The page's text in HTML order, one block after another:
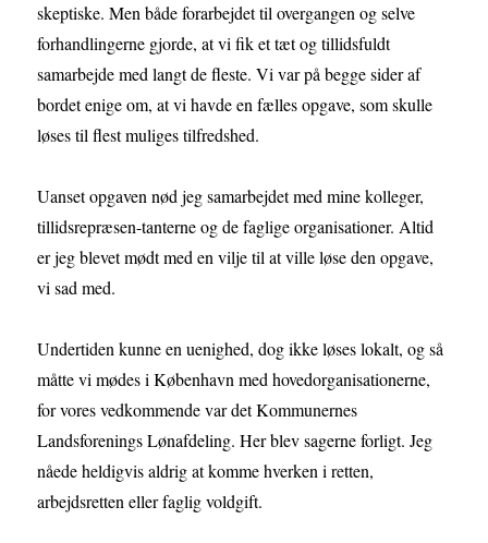
skeptiske. Men både forarbejdet til overgangen og selve
forhandlingerne gjorde, at vi fik et tæt og tillidsfuldt
samarbejde med langt de fleste. Vi var på begge sider af
bordet enige om, at vi havde en fælles opgave, som skulle
løses til flest muliges tilfredshed.
Uanset opgaven nød jeg samarbejdet med mine kolleger,
tillidsrepræsen-tanterne og de faglige organisationer. Altid
er jeg blevet mødt med en vilje til at ville løse den opgave,
vi sad med.
Undertiden kunne en uenighed, dog ikke løses lokalt, og så
måtte vi mødes i København med hovedorganisationerne,
for vores vedkommende var det Kommunernes
Landsforenings Lønafdeling. Her blev sagerne forligt. Jeg
nåede heldigvis aldrig at komme hverken i retten,
arbejdsretten eller faglig voldgift.